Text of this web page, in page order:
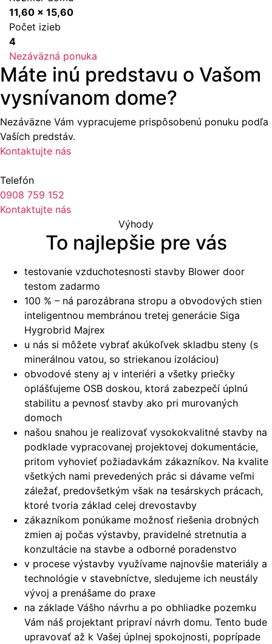
11,60 x 15,60
Počet izieb
4
Nezáväzná ponuka
Máte inú predstavu o Vašom
vysnívanom dome?
Nezáväzne Vám vypracujeme prispôsobenú ponuku podľa
Vaších predstáv.
Kontaktujte nás
Telefón
0908 759 152
Kontaktujte nás
Výhody
To najlepšie pre vás
testovanie vzduchotesnosti stavby Blower door
testom zadarmo
100 % – ná parozábrana stropu a obvodových stien
inteligentnou membránou tretej generácie Siga
Hygrobrid Majrex
u nás si môžete vybrať akúkoľvek skladbu steny (s
minerálnou vatou, so striekanou izoláciou)
obvodové steny aj v interiéri a všetky priečky
oplášťujeme OSB doskou, ktorá zabezpečí úplnú
stabilitu a pevnosť stavby ako pri murovaných
domoch
našou snahou je realizovať vysokokvalitné stavby na
podklade vypracovanej projektovej dokumentácie,
pritom vyhovieť požiadavkám zákazníkov. Na kvalite
všetkých nami prevedených prác si dávame veľmi
záležať, predovšetkým však na tesárskych prácach,
ktoré tvoria základ celej drevostavby
zákazníkom ponúkame možnosť riešenia drobných
zmien aj počas výstavby, pravidelné stretnutia a
konzultácie na stavbe a odborné poradenstvo
v procese výstavby využívame najnovšie materiály a
technológie v stavebníctve, sledujeme ich neustály
vývoj a prenášame do praxe
na základe Vášho návrhu a po obhliadke pozemku
Vám náš projektant pripraví návrh domu. Tento bude
upravovať až k Vašej úplnej spokojnosti, poprípade